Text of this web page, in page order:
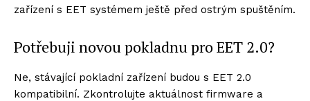
zařízení s EET systémem ještě před ostrým spuštěním.
Potřebuji novou pokladnu pro EET 2.0?
Ne, stávající pokladní zařízení budou s EET 2.0
kompatibilní. Zkontrolujte aktuálnost firmware a